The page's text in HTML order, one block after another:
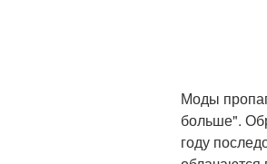
Моды
больше".
году